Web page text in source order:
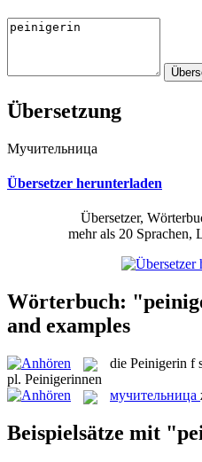
Übersetzung
Мучительница
Übersetzer herunterladen
Übersetzer,
mehr als 20 Sprachen,
Wörterbuch:
and examples
die Peinigerin f
pl. Peinigerinnen
мучительница
Beispielsätze mit